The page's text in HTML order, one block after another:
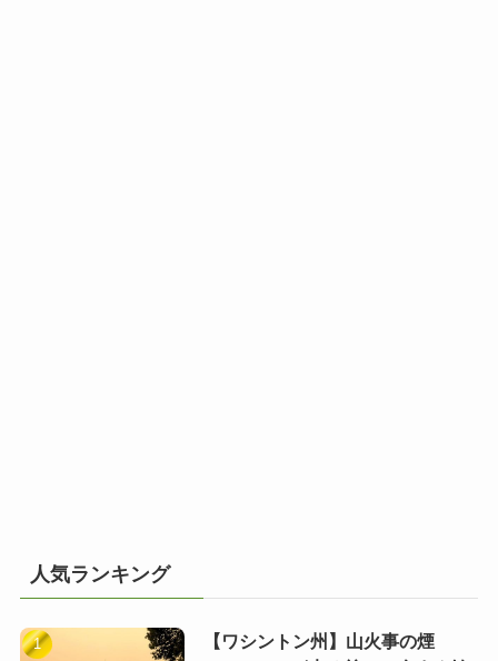
人気ランキング
【ワシントン州】山火事の煙